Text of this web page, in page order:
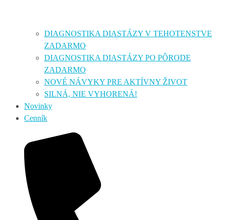
DIAGNOSTIKA DIASTÁZY V TEHOTENSTVE
ZADARMO
DIAGNOSTIKA DIASTÁZY PO PÔRODE
ZADARMO
NOVÉ NÁVYKY PRE AKTÍVNY ŽIVOT
SILNÁ, NIE VYHORENÁ!
Novinky
Cenník